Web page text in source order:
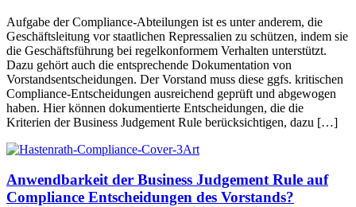
Aufgabe der Compliance-Abteilungen ist es unter anderem, die
Geschäftsleitung vor staatlichen Repressalien zu schützen, indem sie
die Geschäftsführung bei regelkonformem Verhalten unterstützt.
Dazu gehört auch die entsprechende Dokumentation von
Vorstandsentscheidungen. Der Vorstand muss diese ggfs. kritischen
Compliance-Entscheidungen ausreichend geprüft und abgewogen
haben. Hier können dokumentierte Entscheidungen, die die
Kriterien der Business Judgement Rule berücksichtigen, dazu […]
Anwendbarkeit der Business Judgement Rule auf
Compliance Entscheidungen des Vorstands?